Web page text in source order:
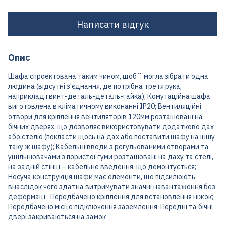
Написати відгук
Опис
Шафа спроектована таким чином, щоб її могла зібрати одна
людина (відсутні з'єднання, де потрібна третя рука,
наприклад гвинт-деталь-деталь-гайка); Комутаційна шафа
виготовлена в кліматичному виконанні IP20; Вентиляційні
отвори для кріплення вентиляторів 120мм розташовані на
бічних дверях, що дозволяє використовувати додатково дах
або стелю (покласти щось на дах або поставити шафу на іншу
таку ж шафу); Кабельні вводи з регульованими отворами та
ущільнювачами з пористої гуми розташовані на даху та стелі,
на задній стінці – кабельне введення, що демонтується;
Несуча конструкція шафи має елементи, що підсилюють,
внаслідок чого здатна витримувати значні навантаження без
деформації; Передбачено кріплення для встановлення ніжок;
Передбачено місце підключення заземлення; Передні та бічні
двері закриваються на замок